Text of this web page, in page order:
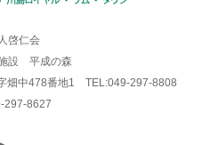
啓仁会
設 平成の森
畑中478番地1 TEL:049-297-8808
297-8627